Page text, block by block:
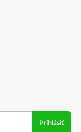
Prihlásiť